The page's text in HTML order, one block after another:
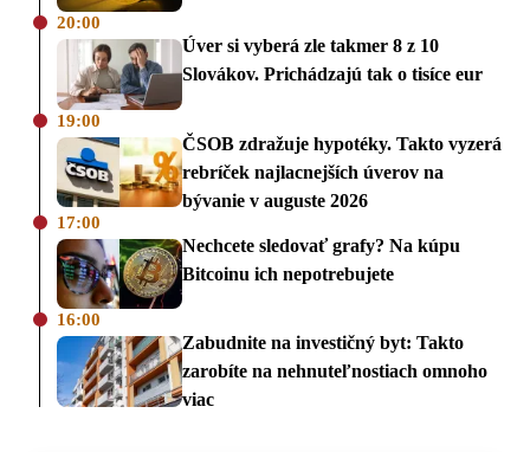
20:00
Úver si vyberá zle takmer 8 z 10
Slovákov. Prichádzajú tak o tisíce eur
19:00
ČSOB zdražuje hypotéky. Takto vyzerá
rebríček najlacnejších úverov na
bývanie v auguste 2026
17:00
Nechcete sledovať grafy? Na kúpu
Bitcoinu ich nepotrebujete
16:00
Zabudnite na investičný byt: Takto
zarobíte na nehnuteľnostiach omnoho
viac